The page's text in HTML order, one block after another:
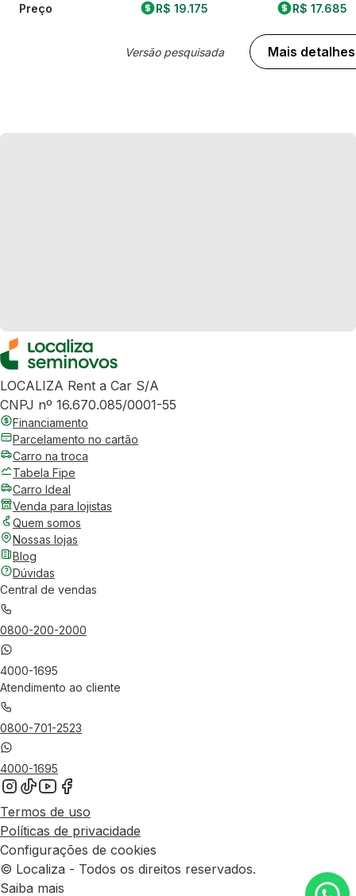
Preço R$ 19.175
Versão pesquisada
R$ 17.685
Mais detalhes
LOCALIZA Rent a Car S/A
CNPJ nº 16.670.085/0001-55
Financiamento
Parcelamento no cartão
Carro na troca
Tabela Fipe
Carro Ideal
Venda para lojistas
Quem somos
Nossas lojas
Blog
Dúvidas
Central de vendas
0800-200-2000
4000-1695
Atendimento ao cliente
0800-701-2523
4000-1695
Termos de uso
Políticas de privacidade
Configurações de cookies
© Localiza - Todos os direitos reservados.
Saiba mais